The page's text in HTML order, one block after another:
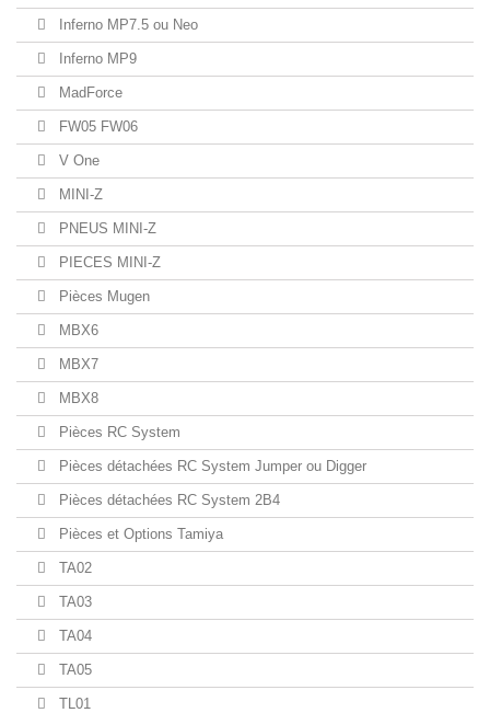
Inferno MP7.5 ou Neo
Inferno MP9
MadForce
FW05 FW06
V One
MINI-Z
PNEUS MINI-Z
PIECES MINI-Z
Pièces Mugen
MBX6
MBX7
MBX8
Pièces RC System
Pièces détachées RC System Jumper ou Digger
Pièces détachées RC System 2B4
Pièces et Options Tamiya
TA02
TA03
TA04
TA05
TL01